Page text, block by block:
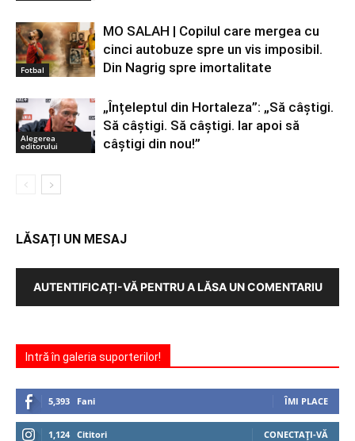
Fotbal
MO SALAH | Copilul care mergea cu
cinci autobuze spre un vis imposibil.
Din Nagrig spre imortalitate
Alegerea
editorului
„Înțeleptul din Hortaleza”: „Să câștigi.
Să câștigi. Să câștigi. Iar apoi să
câștigi din nou!”
LĂSAȚI UN MESAJ
AUTENTIFICAȚI-VĂ PENTRU A LĂSA UN COMENTARIU
Intră în galeria suporterilor!
5,393 Fani ÎMI PLACE
1,124 Cititori CONECTAȚI-VĂ